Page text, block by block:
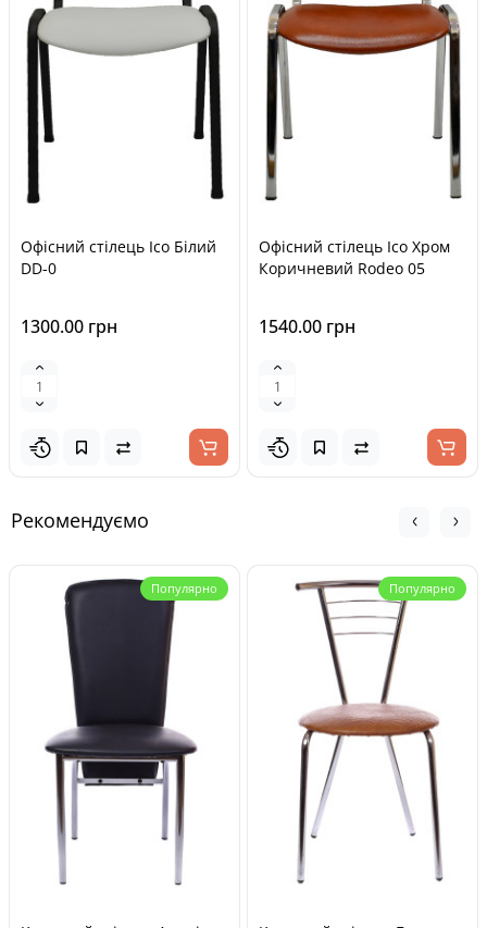
Офісний стілець Ісо Білий
DD-0
1300.00 грн
Офісний стілець Ісо Хром
Коричневий Rodeo 05
1540.00 грн
Рекомендуємо
Популярно Популярно